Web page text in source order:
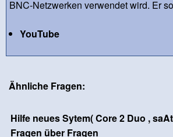
BNC-Netzwerken verwendet wird. Er
YouTube
Ähnliche Fragen:
Hilfe neues Sytem( Core 2 Duo ,
Fragen über Fragen